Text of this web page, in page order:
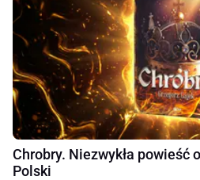
Chrobry. Niezwykła powieść
Polski